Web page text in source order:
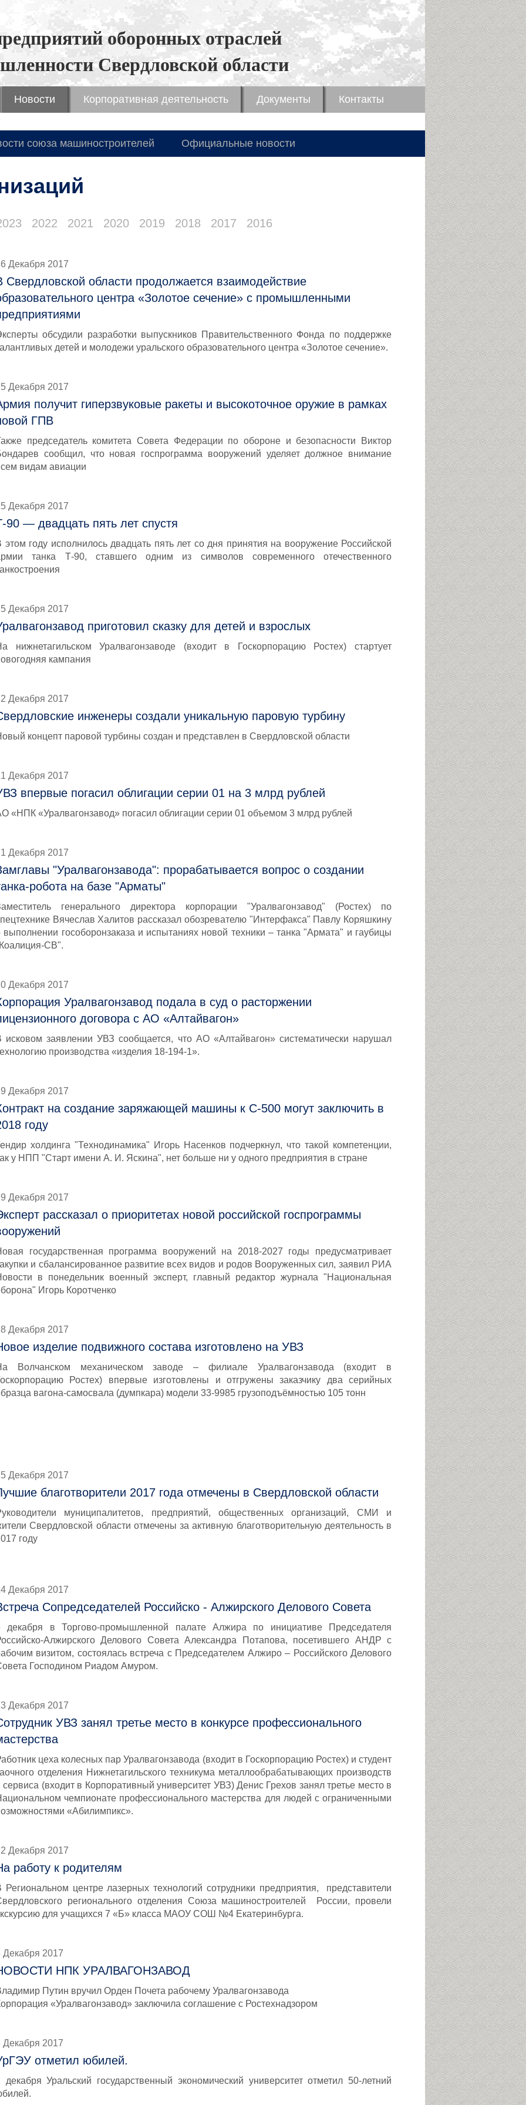
оборонных отраслей
Свердловской области
Новости Корпоративная деятельность Документы Контакты
союза машиностроителей Официальные новости
2022 2021 2020 2019 2018 2017 2016
Декабря 2017
Свердловской области продолжается взаимодействие
центра «Золотое сечение» с промышленными
обсудили разработки выпускников Правительственного Фонда по поддержке
детей и молодежи уральского образовательного центра «Золотое сечение».
Декабря 2017
получит гиперзвуковые ракеты и высокоточное оружие в рамках
ГПВ
председатель комитета Совета Федерации по обороне и безопасности Виктор
сообщил, что новая госпрограмма вооружений уделяет должное внимание
видам авиации
Декабря 2017
90 — двадцать пять лет спустя
этом году исполнилось двадцать пять лет со дня принятия на вооружение Российской
танка Т-90, ставшего одним из символов современного отечественного
Декабря 2017
приготовил сказку для детей и взрослых
нижнетагильском Уралвагонзаводе (входит в Госкорпорацию Ростех) стартует
кампания
Декабря 2017
инженеры создали уникальную паровую турбину
концепт паровой турбины создан и представлен в Свердловской области
Декабря 2017
впервые погасил облигации серии 01 на 3 млрд рублей
«НПК «Уралвагонзавод» погасил облигации серии 01 объемом 3 млрд рублей
Декабря 2017
"Уралвагонзавода": прорабатывается вопрос о создании
робота на базе "Арматы"
генерального директора корпорации "Уралвагонзавод" (Ростех) по
Вячеслав Халитов рассказал обозревателю "Интерфакса" Павлу Коряшкину
выполнении гособоронзаказа и испытаниях новой техники – танка "Армата" и гаубицы
СВ".
Декабря 2017
Уралвагонзавод подала в суд о расторжении
договора с АО «Алтайвагон»
исковом заявлении УВЗ сообщается, что АО «Алтайвагон» систематически нарушал
производства «изделия 18-194-1».
Декабря 2017
на создание заряжающей машины к С-500 могут заключить в
году
холдинга "Технодинамика" Игорь Насенков подчеркнул, что такой компетенции,
у НПП "Старт имени А. И. Яскина", нет больше ни у одного предприятия в стране
Декабря 2017
рассказал о приоритетах новой российской госпрограммы
государственная программа вооружений на 2018-2027 годы предусматривает
и сбалансированное развитие всех видов и родов Вооруженных сил, заявил РИА
в понедельник военный эксперт, главный редактор журнала "Национальная
Игорь Коротченко
Декабря 2017
изделие подвижного состава изготовлено на УВЗ
Волчанском механическом заводе – филиале Уралвагонзавода (входит в
Ростех) впервые изготовлены и отгружены заказчику два серийных
вагона-самосвала (думпкара) модели 33-9985 грузоподъёмностью 105 тонн
Декабря 2017
благотворители 2017 года отмечены в Свердловской области
муниципалитетов, предприятий, общественных организаций, СМИ и
Свердловской области отмечены за активную благотворительную деятельность в
году
Декабря 2017
Сопредседателей Российско - Алжирского Делового Совета
декабря в Торгово-промышленной палате Алжира по инициативе Председателя
Алжирского Делового Совета Александра Потапова, посетившего АНДР с
визитом, состоялась встреча с Председателем Алжиро – Российского Делового
Господином Риадом Амуром.
Декабря 2017
УВЗ занял третье место в конкурсе профессионального
цеха колесных пар Уралвагонзавода (входит в Госкорпорацию Ростех) и студент
отделения Нижнетагильского техникума металлообрабатывающих производств
сервиса (входит в Корпоративный университет УВЗ) Денис Грехов занял третье место в
чемпионате профессионального мастерства для людей с ограниченными
«Абилимпикс».
Декабря 2017
работу к родителям
Региональном центре лазерных технологий сотрудники предприятия, представители
регионального отделения Союза машиностроителей России, провели
для учащихся 7 «Б» класса МАОУ СОШ №4 Екатеринбурга.
Декабря 2017
НПК УРАЛВАГОНЗАВОД
Путин вручил Орден Почета рабочему Уралвагонзавода
«Уралвагонзавод» заключила соглашение с Ростехнадзором
Декабря 2017
отметил юбилей.
декабря Уральский государственный экономический университет отметил 50-летний